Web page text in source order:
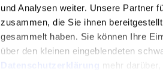
und Analysen weiter. Unsere Partner
zusammen, die Sie ihnen
gesammelt haben. Sie können Ihre
über den kleinen eingeblendeten
Datenschutzerklärung
mehr